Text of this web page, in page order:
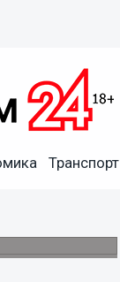
Транспорт
в